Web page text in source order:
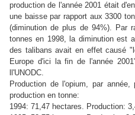
production de l'année 2001 était
une baisse par rapport aux 3300
(diminution de plus de 94%). Par
tonnes en 1998, la diminution est
des talibans avait en effet causé
Europe d'ici la fin de l'année
ll'UNODC.
Production de l'opium, par
production en tonne:
1994: 71,47 hectares. Production: